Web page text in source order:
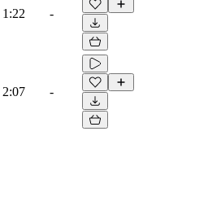
1:22 -
2:07 -